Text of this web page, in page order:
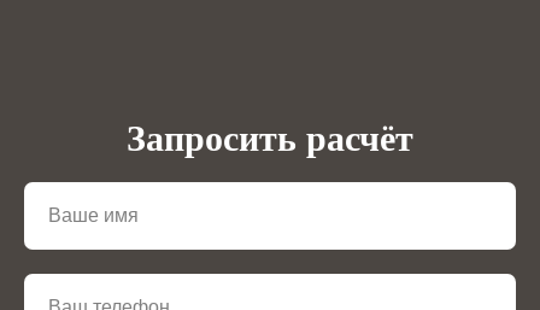
Запросить расчёт